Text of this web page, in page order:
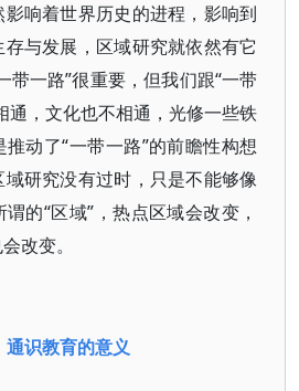
响着世界历史的进程，影响到
与发展，区域研究就依然有它
带一路”很重要，但我们跟“一带
通，文化也不相通，光修一些铁
动了“一带一路”的前瞻性构想
研究没有过时，只是不能够像
的“区域”，热点区域会改变，
改变。
通识教育的意义